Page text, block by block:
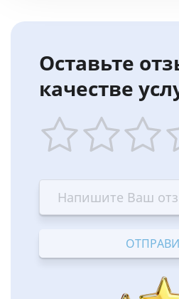
Оставьте
качестве
star
Terrible
stars
—
Bad
stars
—
OK
—